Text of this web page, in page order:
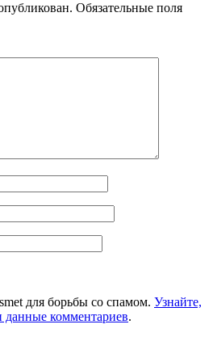
Обязательные поля
для борьбы со спамом. Узнайте,
данные комментариев.